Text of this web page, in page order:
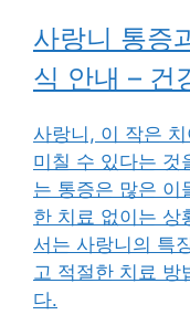
사랑니 통증
식 안내 – 건
사랑니, 이 작은
미칠 수 있다는 것
는 통증은 많은 이
한 치료 없이는 상
서는 사랑니의 특
고 적절한 치료 방
다.